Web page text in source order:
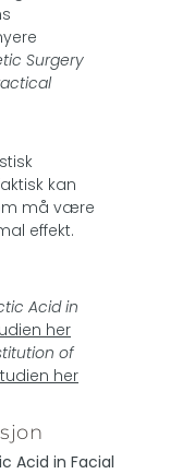
Surgery
kan
må være
effekt.
Acid in
her
of
her
Acid in Facial